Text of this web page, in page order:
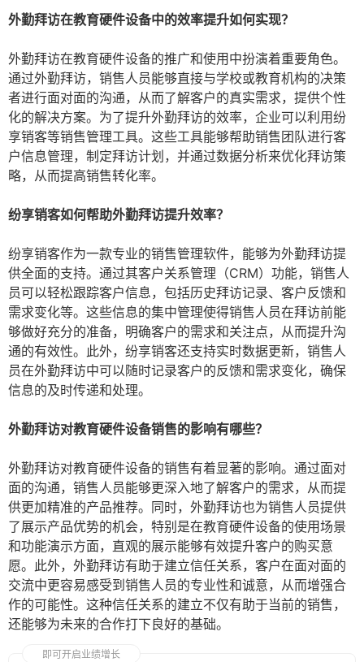
外勤拜访在教育硬件设备中的效率提升如何实现？
外勤拜访在教育硬件设备的推广和使用中扮演着重要角色。
通过外勤拜访，销售人员能够直接与学校或教育机构的决策
者进行面对面的沟通，从而了解客户的真实需求，提供个性
化的解决方案。为了提升外勤拜访的效率，企业可以利用纷
享销客等销售管理工具。这些工具能够帮助销售团队进行客
户信息管理，制定拜访计划，并通过数据分析来优化拜访策
略，从而提高销售转化率。
纷享销客如何帮助外勤拜访提升效率？
纷享销客作为一款专业的销售管理软件，能够为外勤拜访提
供全面的支持。通过其客户关系管理（CRM）功能，销售人
员可以轻松跟踪客户信息，包括历史拜访记录、客户反馈和
需求变化等。这些信息的集中管理使得销售人员在拜访前能
够做好充分的准备，明确客户的需求和关注点，从而提升沟
通的有效性。此外，纷享销客还支持实时数据更新，销售人
员在外勤拜访中可以随时记录客户的反馈和需求变化，确保
信息的及时传递和处理。
外勤拜访对教育硬件设备销售的影响有哪些？
外勤拜访对教育硬件设备的销售有着显著的影响。通过面对
面的沟通，销售人员能够更深入地了解客户的需求，从而提
供更加精准的产品推荐。同时，外勤拜访也为销售人员提供
了展示产品优势的机会，特别是在教育硬件设备的使用场景
和功能演示方面，直观的展示能够有效提升客户的购买意
愿。此外，外勤拜访有助于建立信任关系，客户在面对面的
交流中更容易感受到销售人员的专业性和诚意，从而增强合
作的可能性。这种信任关系的建立不仅有助于当前的销售，
还能够为未来的合作打下良好的基础。
即可开启业绩增长